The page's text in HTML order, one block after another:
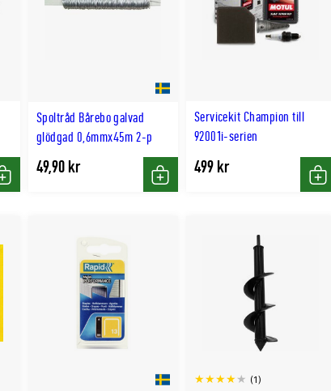
Köp
Spoltråd Bårebo galvad
glödgad 0,6mmx45m 2-p
49,90 kr
Köp
Servicekit Champion till
92001i-serien
499 kr
Köp
(1)